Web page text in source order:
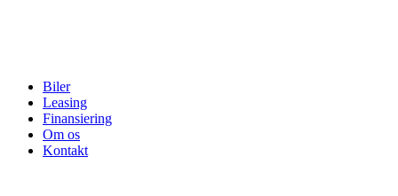
Biler
Leasing
Finansiering
Om os
Kontakt